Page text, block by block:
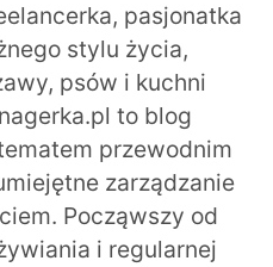
pasjonatka
stylu życia,
psów i kuchni
to blog
przewodnim
zarządzanie
Począwszy od
i regularnej